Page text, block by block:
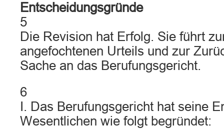
Entscheidungsgründe
5
Die Revision hat Erfolg. Sie führt
angefochtenen Urteils und zur
Sache an das Berufungsgericht.
6
I. Das Berufungsgericht hat seine
Wesentlichen wie folgt begründet: